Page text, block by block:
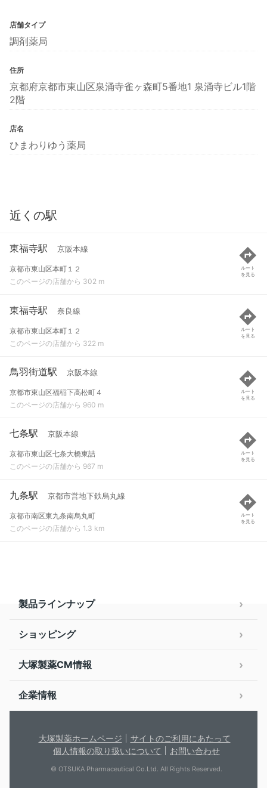
店舗タイプ
調剤薬局
住所
京都府京都市東山区泉涌寺雀ヶ森町5番地1 泉涌寺ビル1階
2階
店名
ひまわりゆう薬局
近くの駅
東福寺駅 京阪本線
京都市東山区本町１２
このページの店舗から 302 m
ルート
を見る
東福寺駅 奈良線
京都市東山区本町１２
このページの店舗から 322 m
ルート
を見る
鳥羽街道駅 京阪本線
京都市東山区福稲下高松町４
このページの店舗から 960 m
ルート
を見る
七条駅 京阪本線
京都市東山区七条大橋東詰
このページの店舗から 967 m
ルート
を見る
九条駅 京都市営地下鉄烏丸線
京都市南区東九条南烏丸町
このページの店舗から 1.3 km
ルート
を見る
製品ラインナップ
ショッピング
大塚製薬CM情報
企業情報
大塚製薬ホームページ
サイトのご利用にあたって
個人情報の取り扱いについて
お問い合わせ
© OTSUKA Pharmaceutical Co.Ltd. All Rights Reserved.